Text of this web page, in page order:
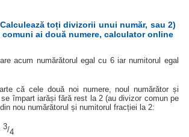
toți divizorii unui număr, sau 2)
ai două numere, calculator online
acum numărătorul egal cu 6 iar numitorul egal
că cele două noi numere, noul numărător și
împart iarăși fără rest la 2 (au divizor comun pe
nou numărătorul și numitorul fracției la 2:
3/4